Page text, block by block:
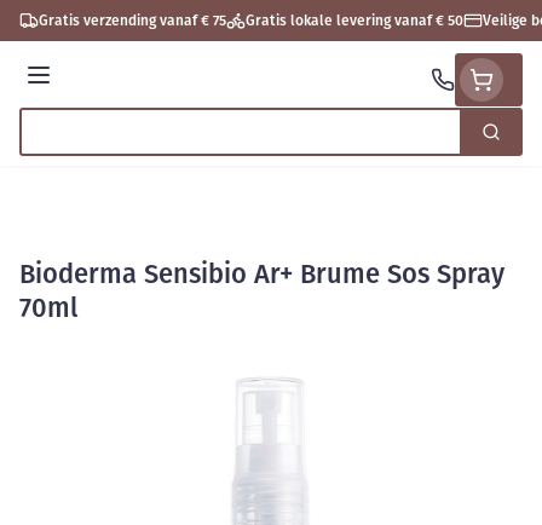
Ga naar de inhoud
Gratis verzending vanaf € 75 Gratis lokale levering vanaf € 50 Veilige
Menu
Zoek
Bioderma Sensibio Ar+ Brume Sos Spray
70ml